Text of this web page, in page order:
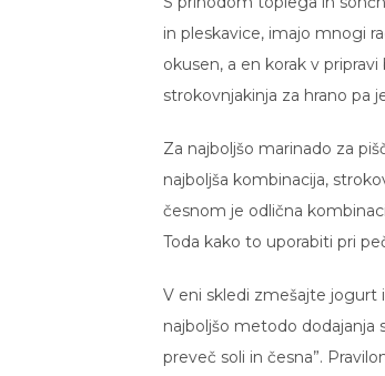
in pleskavice, imajo mnogi
okusen, a en korak v
strokovnjakinja za hrano pa
Za najboljšo marinado za
najboljša kombinacija,
česnom je odlična
Toda kako to uporabiti pri
V eni skledi zmešajte jogurt
najboljšo metodo dodajanja
preveč soli in česna”.